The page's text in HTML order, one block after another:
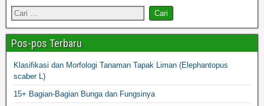
Pos-pos Terbaru
Klasifikasi dan Morfologi Tanaman Tapak Liman (Elephantopus
scaber L)
15+ Bagian-Bagian Bunga dan Fungsinya